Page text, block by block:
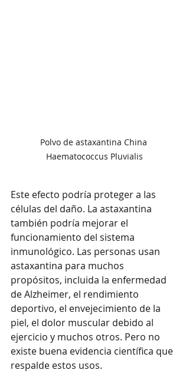
Polvo de astaxantina China
Haematococcus Pluvialis
Este efecto podría proteger a las
células del daño. La astaxantina
también podría mejorar el
funcionamiento del sistema
inmunológico. Las personas usan
astaxantina para muchos
propósitos, incluida la enfermedad
de Alzheimer, el rendimiento
deportivo, el envejecimiento de la
piel, el dolor muscular debido al
ejercicio y muchos otros. Pero no
existe buena evidencia científica que
respalde estos usos.